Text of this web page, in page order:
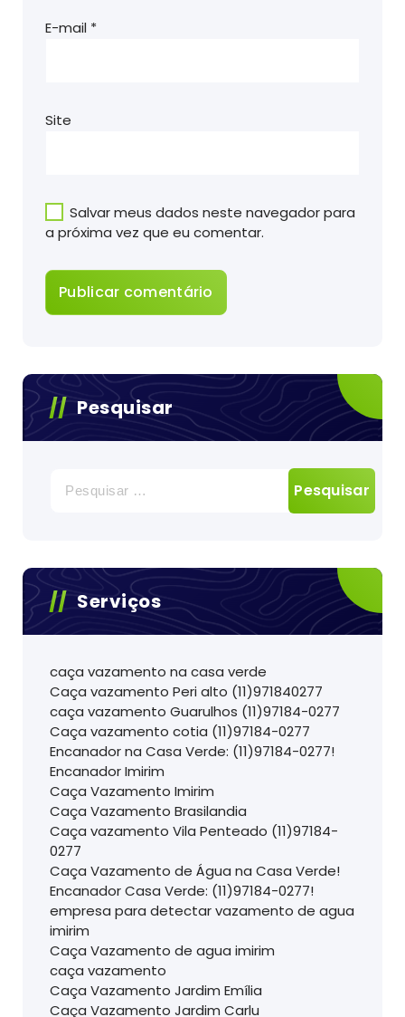
E-mail *
Site
Salvar meus dados neste navegador para
a próxima vez que eu comentar.
Pesquisar
por:
Serviços
caça vazamento na casa verde
Caça vazamento Peri alto (11)971840277
caça vazamento Guarulhos (11)97184-0277
Caça vazamento cotia (11)97184-0277
Encanador na Casa Verde: (11)97184-0277!
Encanador Imirim
Caça Vazamento Imirim
Caça Vazamento Brasilandia
Caça vazamento Vila Penteado (11)97184-
0277
Caça Vazamento de Água na Casa Verde!
Encanador Casa Verde: (11)97184-0277!
empresa para detectar vazamento de agua
imirim
Caça Vazamento de agua imirim
caça vazamento
Caça Vazamento Jardim Emília
Caça Vazamento Jardim Carlu